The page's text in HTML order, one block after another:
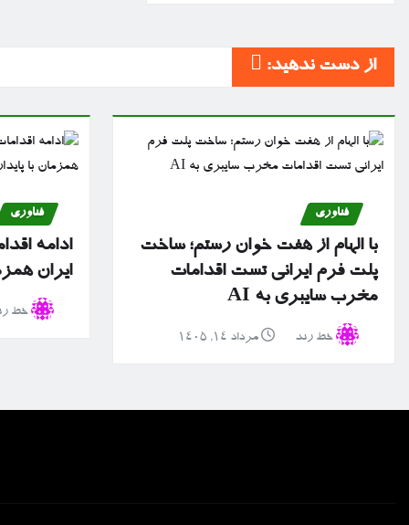
از دست ندهید:
فناوری
با الهام از هفت خوان رستم؛ ساخت
پلت فرم ایرانی تست اقدامات
مخرب سایبری به AI
خط رند مرداد ۱۴, ۱۴۰۵
فناوری
ادامه
ایران
خط